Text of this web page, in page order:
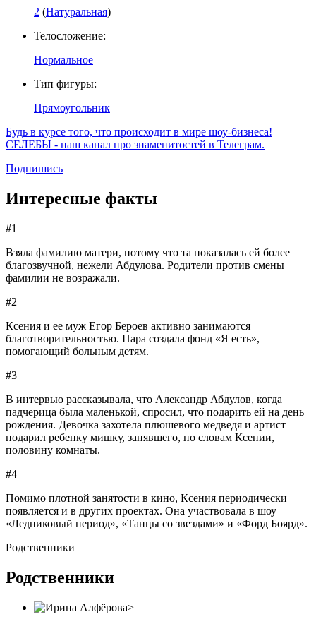
2 (Натуральная)
Телосложение:
Нормальное
Тип фигуры:
Прямоугольник
Будь в курсе того, что происходит в мире шоу-бизнеса!
СЕЛЕБЫ - наш канал про знаменитостей в Телеграм.
Подпишись
Интересные факты
#1
Взяла фамилию матери, потому что та показалась ей более
благозвучной, нежели Абдулова. Родители против смены
фамилии не возражали.
#2
Ксения и ее муж Егор Бероев активно занимаются
благотворительностью. Пара создала фонд «Я есть»,
помогающий больным детям.
#3
В интервью рассказывала, что Александр Абдулов, когда
падчерица была маленькой, спросил, что подарить ей на день
рождения. Девочка захотела плюшевого медведя и артист
подарил ребенку мишку, занявшего, по словам Ксении,
половину комнаты.
#4
Помимо плотной занятости в кино, Ксения периодически
появляется и в других проектах. Она участвовала в шоу
«Ледниковый период», «Танцы со звездами» и «Форд Боярд».
Родственники
Родственники